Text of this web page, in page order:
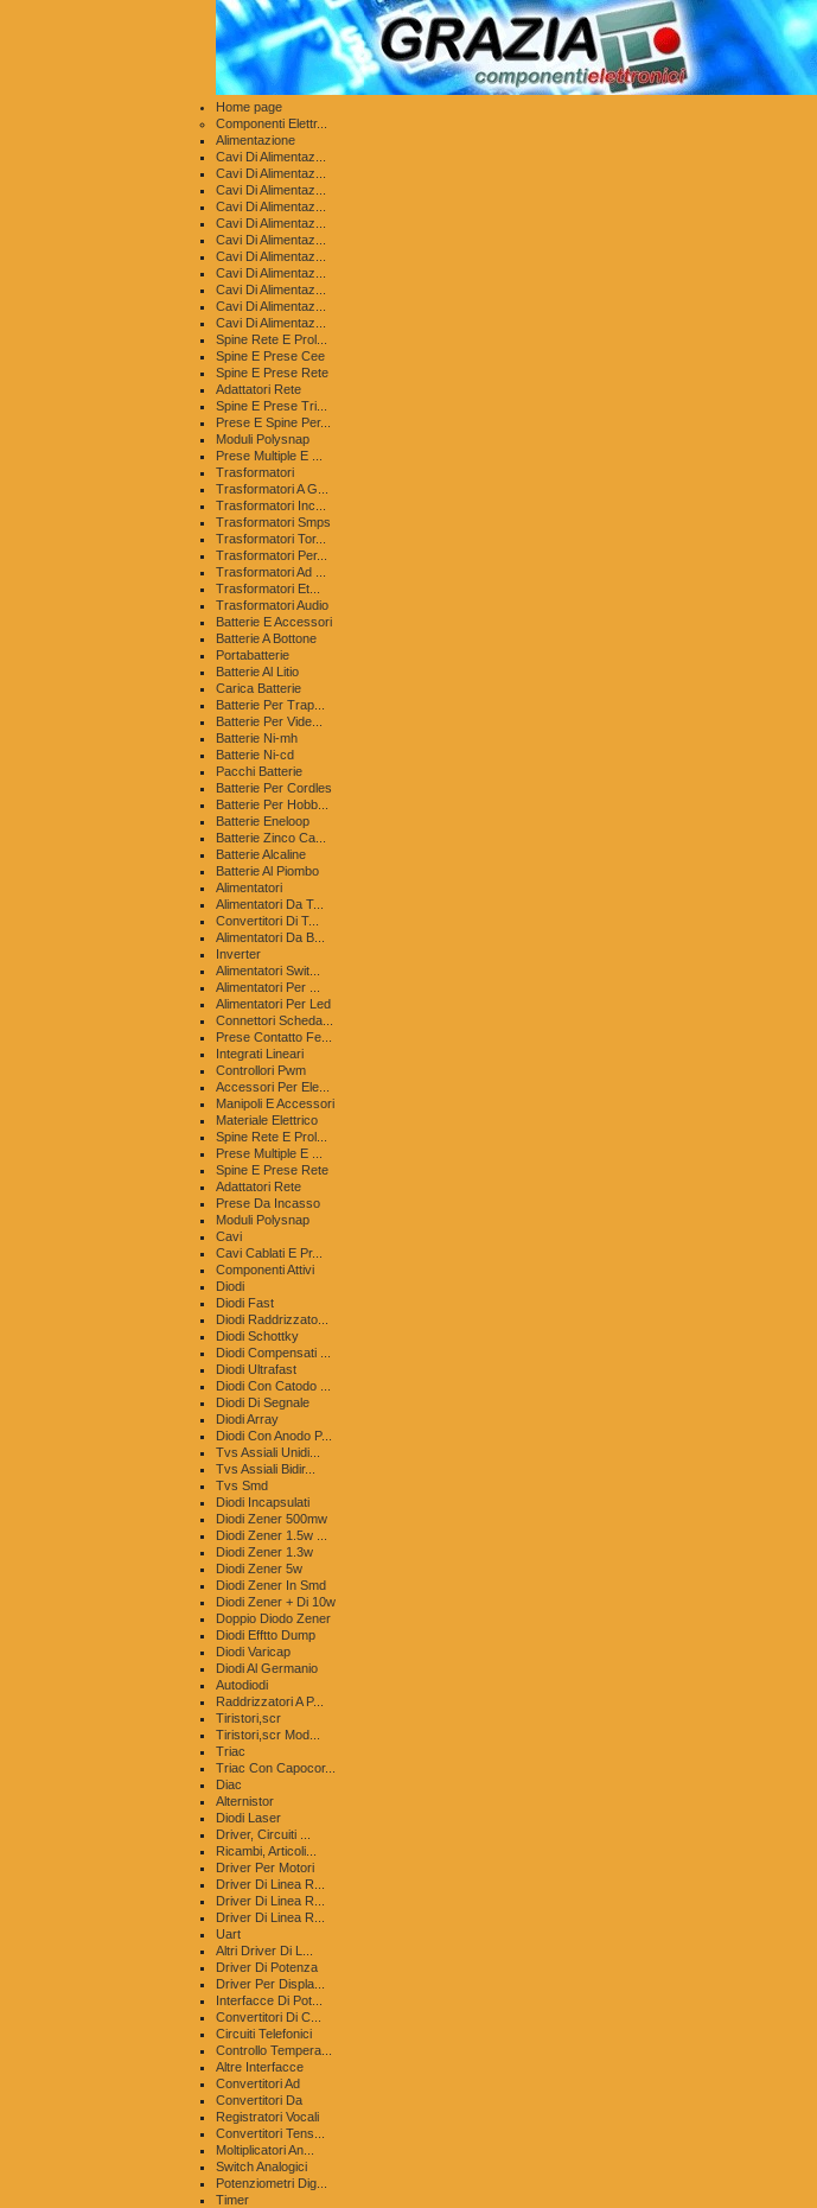
Home page
Componenti Elettr...
Alimentazione
Cavi Di Alimentaz...
Cavi Di Alimentaz...
Cavi Di Alimentaz...
Cavi Di Alimentaz...
Cavi Di Alimentaz...
Cavi Di Alimentaz...
Cavi Di Alimentaz...
Cavi Di Alimentaz...
Cavi Di Alimentaz...
Cavi Di Alimentaz...
Cavi Di Alimentaz...
Spine Rete E Prol...
Spine E Prese Cee
Spine E Prese Rete
Adattatori Rete
Spine E Prese Tri...
Prese E Spine Per...
Moduli Polysnap
Prese Multiple E ...
Trasformatori
Trasformatori A G...
Trasformatori Inc...
Trasformatori Smps
Trasformatori Tor...
Trasformatori Per...
Trasformatori Ad ...
Trasformatori Et...
Trasformatori Audio
Batterie E Accessori
Batterie A Bottone
Portabatterie
Batterie Al Litio
Carica Batterie
Batterie Per Trap...
Batterie Per Vide...
Batterie Ni-mh
Batterie Ni-cd
Pacchi Batterie
Batterie Per Cordles
Batterie Per Hobb...
Batterie Eneloop
Batterie Zinco Ca...
Batterie Alcaline
Batterie Al Piombo
Alimentatori
Alimentatori Da T...
Convertitori Di T...
Alimentatori Da B...
Inverter
Alimentatori Swit...
Alimentatori Per ...
Alimentatori Per Led
Connettori Scheda...
Prese Contatto Fe...
Integrati Lineari
Controllori Pwm
Accessori Per Ele...
Manipoli E Accessori
Materiale Elettrico
Spine Rete E Prol...
Prese Multiple E ...
Spine E Prese Rete
Adattatori Rete
Prese Da Incasso
Moduli Polysnap
Cavi
Cavi Cablati E Pr...
Componenti Attivi
Diodi
Diodi Fast
Diodi Raddrizzato...
Diodi Schottky
Diodi Compensati ...
Diodi Ultrafast
Diodi Con Catodo ...
Diodi Di Segnale
Diodi Array
Diodi Con Anodo P...
Tvs Assiali Unidi...
Tvs Assiali Bidir...
Tvs Smd
Diodi Incapsulati
Diodi Zener 500mw
Diodi Zener 1.5w ...
Diodi Zener 1.3w
Diodi Zener 5w
Diodi Zener In Smd
Diodi Zener + Di 10w
Doppio Diodo Zener
Diodi Efftto Dump
Diodi Varicap
Diodi Al Germanio
Autodiodi
Raddrizzatori A P...
Tiristori,scr
Tiristori,scr Mod...
Triac
Triac Con Capocor...
Diac
Alternistor
Diodi Laser
Driver, Circuiti ...
Ricambi, Articoli...
Driver Per Motori
Driver Di Linea R...
Driver Di Linea R...
Driver Di Linea R...
Uart
Altri Driver Di L...
Driver Di Potenza
Driver Per Displa...
Interfacce Di Pot...
Convertitori Di C...
Circuiti Telefonici
Controllo Tempera...
Altre Interfacce
Convertitori Ad
Convertitori Da
Registratori Vocali
Convertitori Tens...
Moltiplicatori An...
Switch Analogici
Potenziometri Dig...
Timer